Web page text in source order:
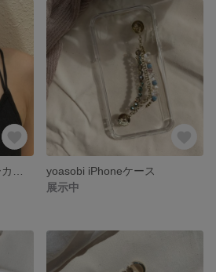
yoasobi iPhoneケース
展示中